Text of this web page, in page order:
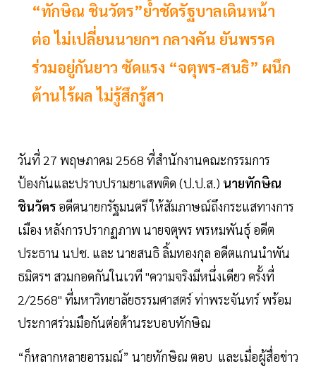
“ทักษิณ ชินวัตร”ย้ำชัดรัฐบาลเดินหน้า
ต่อ ไม่เปลี่ยนนายกฯ กลางคัน ยันพรรค
ร่วมอยู่กันยาว ซัดแรง “จตุพร-สนธิ” ผนึก
ต้านไร้ผล ไม่รู้สึกรู้สา
วันที่ 27 พฤษภาคม 2568 ที่สำนักงานคณะกรรมการ
ป้องกันและปราบปรามยาเสพติด (ป.ป.ส.) นายทักษิณ
ชินวัตร อดีตนายกรัฐมนตรี ให้สัมภาษณ์ถึงกระแสทางการ
เมือง หลังการปรากฏภาพ นายจตุพร พรหมพันธุ์ อดีต
ประธาน นปช. และ นายสนธิ ลิ้มทองกุล อดีตแกนนำพัน
ธมิตรฯ สวมกอดกันในเวที "ความจริงมีหนึ่งเดียว ครั้งที่
2/2568" ที่มหาวิทยาลัยธรรมศาสตร์ ท่าพระจันทร์ พร้อม
ประกาศร่วมมือกันต่อต้านระบอบทักษิณ
“ก็หลากหลายอารมณ์” นายทักษิณ ตอบ และเมื่อผู้สื่อข่าว